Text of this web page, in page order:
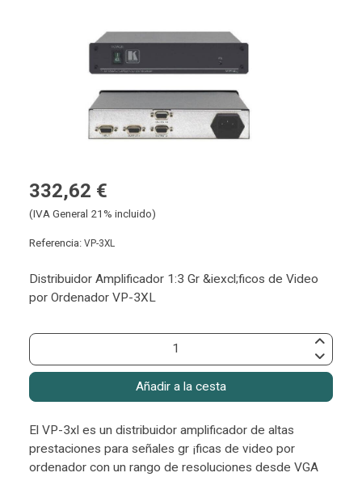
332,62 €
(IVA General 21% incluido)
Referencia: VP-3XL
Distribuidor Amplificador 1:3 Gr &iexcl;ficos de Video
por Ordenador VP-3XL
Añadir a la cesta
El VP-3xl es un distribuidor amplificador de altas
prestaciones para señales gr ¡ficas de video por
ordenador con un rango de resoluciones desde VGA